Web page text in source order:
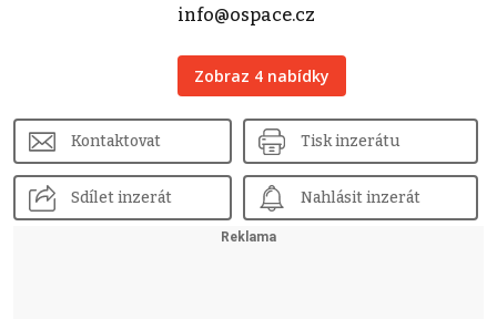
info@ospace.cz
Zobraz 4 nabídky
Kontaktovat Tisk inzerátu
Sdílet inzerát Nahlásit inzerát